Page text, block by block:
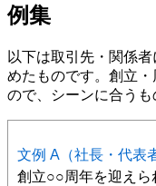
例集
以下は取引先・関係
めたものです。創立
ので、シーンに合うも
文例 A（社長・代表
創立○○周年を迎えら